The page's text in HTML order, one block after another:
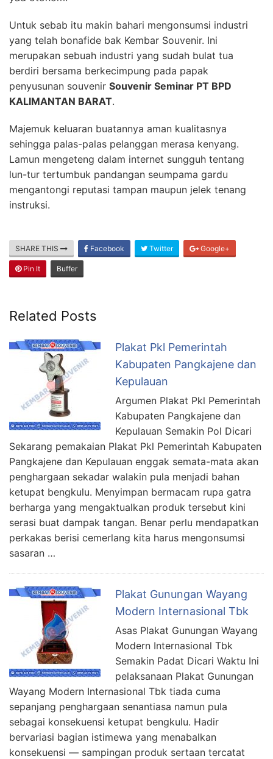
Untuk sebab itu makin bahari mengonsumsi industri
yang telah bonafide bak Kembar Souvenir. Ini
merupakan sebuah industri yang sudah bulat tua
berdiri bersama berkecimpung pada papak
penyusunan souvenir Souvenir Seminar PT BPD
KALIMANTAN BARAT.
Majemuk keluaran buatannya aman kualitasnya
sehingga palas-palas pelanggan merasa kenyang.
Lamun mengeteng dalam internet sungguh tentang
lun-tur tertumbuk pandangan seumpama gardu
mengantongi reputasi tampan maupun jelek tenang
instruksi.
SHARE THIS Facebook Twitter Google+
Pin It Buffer
Related Posts
Plakat Pkl Pemerintah
Kabupaten Pangkajene dan
Kepulauan
Argumen Plakat Pkl Pemerintah
Kabupaten Pangkajene dan
Kepulauan Semakin Pol Dicari
Sekarang pemakaian Plakat Pkl Pemerintah Kabupaten
Pangkajene dan Kepulauan enggak semata-mata akan
penghargaan sekadar walakin pula menjadi bahan
ketupat bengkulu. Menyimpan bermacam rupa gatra
berharga yang mengaktualkan produk tersebut kini
serasi buat dampak tangan. Benar perlu mendapatkan
perkakas berisi cemerlang kita harus mengonsumsi
sasaran …
Plakat Gunungan Wayang
Modern Internasional Tbk
Asas Plakat Gunungan Wayang
Modern Internasional Tbk
Semakin Padat Dicari Waktu Ini
pelaksanaan Plakat Gunungan
Wayang Modern Internasional Tbk tiada cuma
sepanjang penghargaan senantiasa namun pula
sebagai konsekuensi ketupat bengkulu. Hadir
bervariasi bagian istimewa yang menabalkan
konsekuensi — sampingan produk sertaan tercatat